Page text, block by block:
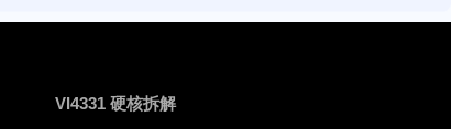
VI4331 硬核拆解